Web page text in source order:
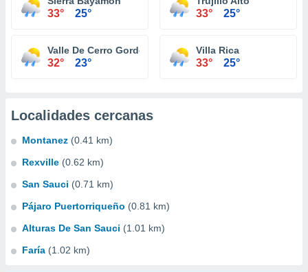
33° 25° 33° 25°
Valle De Cerro Gordo
32° 23°
Villa Rica
33° 25°
Localidades cercanas
Montanez (0.41 km)
Rexville (0.62 km)
San Sauci (0.71 km)
Pájaro Puertorriqueño (0.81 km)
Alturas De San Sauci (1.01 km)
Faría (1.02 km)